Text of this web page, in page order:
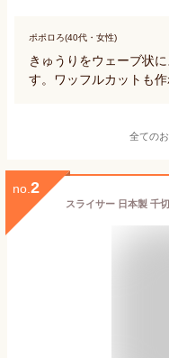
ポポロろ(40代・女性)
きゅうりをウェーブ状
す。ワッフルカットも
全ての
no. 2